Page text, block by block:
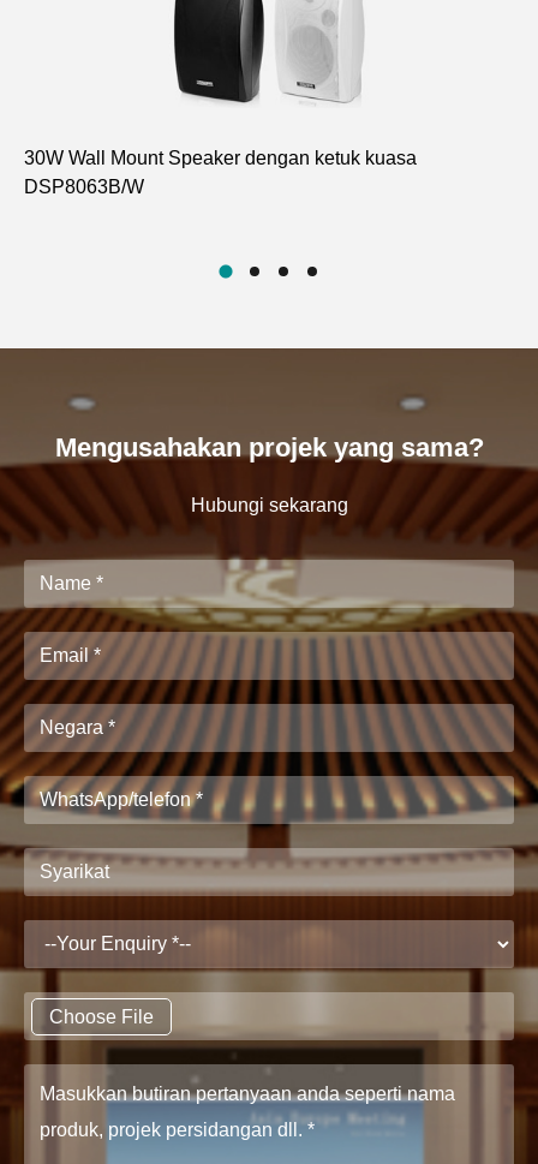
30W Wall Mount Speaker dengan ketuk kuasa
DSP8063B/W
Mengusahakan projek yang sama?
Hubungi sekarang
Choose File